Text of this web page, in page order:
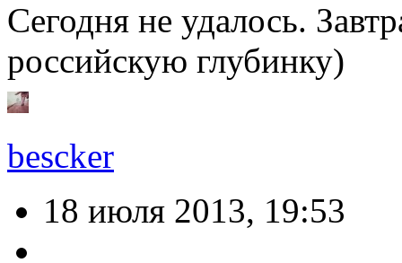
Сегодня не удалось.
российскую глубинку)
bescker
18 июля 2013, 19:53